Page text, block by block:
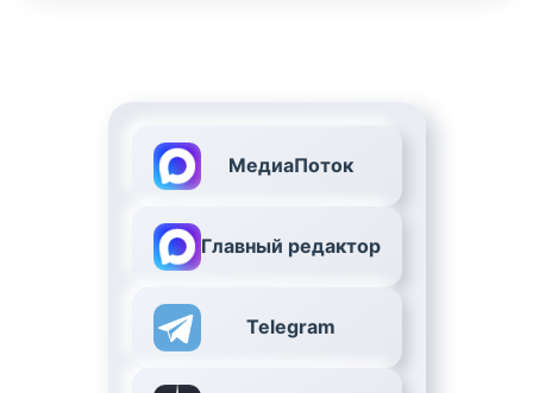
МедиаПоток
Главный редактор
Telegram